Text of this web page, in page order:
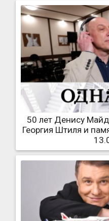
50 лет Денису
Георгия Штиля и